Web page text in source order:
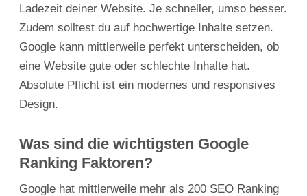
Ladezeit deiner Website. Je schneller, umso besser.
Zudem solltest du auf hochwertige Inhalte setzen.
Google kann mittlerweile perfekt unterscheiden, ob
eine Website gute oder schlechte Inhalte hat.
Absolute Pflicht ist ein modernes und responsives
Design.
Was sind die wichtigsten Google
Ranking Faktoren?
Google hat mittlerweile mehr als 200 SEO Ranking